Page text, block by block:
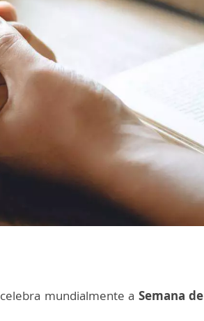
celebra mundialmente a Semana de